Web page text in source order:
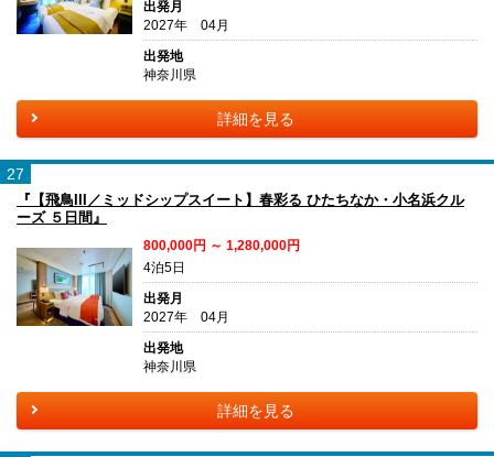
出発月
2027年 04月
出発地
神奈川県
詳細を見る
27
『【飛鳥III／ミッドシップスイート】春彩る ひたちなか・小名浜クル
ーズ ５日間』
800,000円 ～ 1,280,000円
4泊5日
出発月
2027年 04月
出発地
神奈川県
詳細を見る